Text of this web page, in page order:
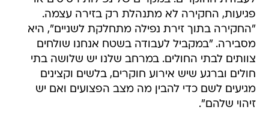
פגיעות, החקירה לא מתנהלת רק בזירה עצמה.
"החקירה בתוך זירת נפילה מתחלקת לשניים", היא
מסבירה. "במקביל לעבודה בשטח אנחנו שולחים
צוותים לבתי החולים. במרחב שלנו יש שלושה בתי
חולים וברגע שיש אירוע חוקרים, בלשים וקצינים
מגיעים לשם כדי להבין מה מצב הפצועים ואם יש
זיהוי שלהם".